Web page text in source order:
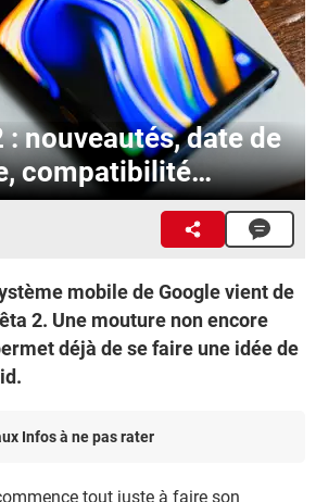
nouveautés, date de
compatibilité…
mobile de Google vient de
2. Une mouture non encore
déjà de se faire une idée de
Infos à ne pas rater
tout juste à faire son